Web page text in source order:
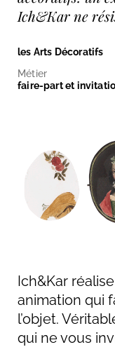
Ich&Kar ne
les Arts Décoratifs
Métier
faire-part et
Ich&Kar
animation qui
l’objet.
qui ne vous